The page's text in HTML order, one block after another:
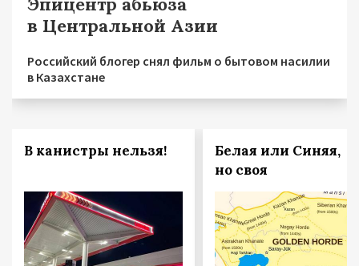
в Центральной Азии
Российский блогер снял фильм о бытовом насилии
в Казахстане
В канистры нельзя!
Белая или Синяя,
но своя